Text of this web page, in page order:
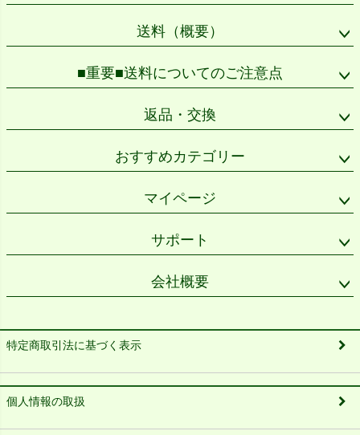
送料（概要）
■重要■送料についてのご注意点
返品・交換
おすすめカテゴリー
マイページ
サポート
会社概要
特定商取引法に基づく表示
個人情報の取扱